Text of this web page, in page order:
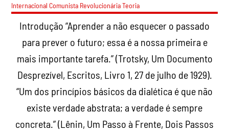
Internacional Comunista Revolucionária Teoria
Introdução “Aprender a não esquecer o passado
para prever o futuro; essa é a nossa primeira e
mais importante tarefa.” (Trotsky, Um Documento
Desprezível, Escritos, Livro 1, 27 de julho de 1929).
“Um dos princípios básicos da dialética é que não
existe verdade abstrata; a verdade é sempre
concreta.” (Lênin, Um Passo à Frente, Dois Passos